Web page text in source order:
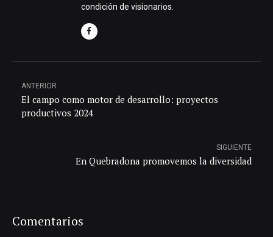
condición de visionarios.
ANTERIOR
El campo como motor de desarrollo: proyectos
productivos 2024
SIGUIENTE
En Quebradona promovemos la diversidad
Comentarios